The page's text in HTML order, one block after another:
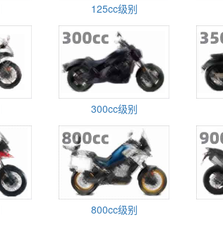
125cc级别
300cc级别
800cc级别